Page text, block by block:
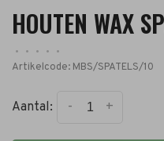
HOUTEN WAX
• • • •
•
Artikelcode: MBS/SPATELS/10
Aantal: +
-